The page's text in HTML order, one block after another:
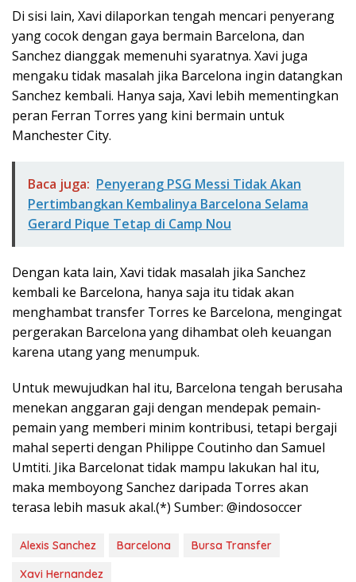
Di sisi lain, Xavi dilaporkan tengah mencari penyerang
yang cocok dengan gaya bermain Barcelona, dan
Sanchez dianggak memenuhi syaratnya. Xavi juga
mengaku tidak masalah jika Barcelona ingin datangkan
Sanchez kembali. Hanya saja, Xavi lebih mementingkan
peran Ferran Torres yang kini bermain untuk
Manchester City.
Baca juga: Penyerang PSG Messi Tidak Akan
Pertimbangkan Kembalinya Barcelona Selama
Gerard Pique Tetap di Camp Nou
Dengan kata lain, Xavi tidak masalah jika Sanchez
kembali ke Barcelona, hanya saja itu tidak akan
menghambat transfer Torres ke Barcelona, mengingat
pergerakan Barcelona yang dihambat oleh keuangan
karena utang yang menumpuk.
Untuk mewujudkan hal itu, Barcelona tengah berusaha
menekan anggaran gaji dengan mendepak pemain-
pemain yang memberi minim kontribusi, tetapi bergaji
mahal seperti dengan Philippe Coutinho dan Samuel
Umtiti. Jika Barcelonat tidak mampu lakukan hal itu,
maka memboyong Sanchez daripada Torres akan
terasa lebih masuk akal.(*) Sumber: @indosoccer
Alexis Sanchez Barcelona
Bursa Transfer
Xavi Hernandez